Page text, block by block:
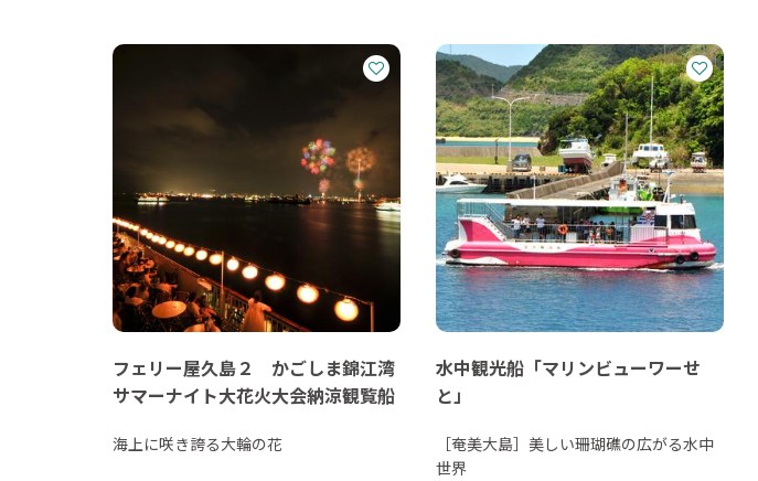
フェリー屋久島２ かごしま錦江湾
サマーナイト大花火大会納涼観覧船
海上に咲き誇る大輪の花
水中観光船「マリンビューワーせ
と」
［奄美大島］美しい珊瑚礁の広がる水中
世界